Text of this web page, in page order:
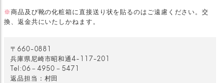
※商品及び靴の化粧箱に直接送り状を貼るのはご遠慮ください。交
換、返金共にいたしかねます。
〒660-0881
兵庫県尼崎市昭和通4-117-201
Tel:06－4950－5471
返品担当：村田